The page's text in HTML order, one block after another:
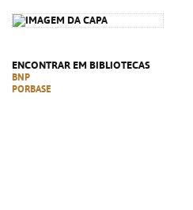
ENCONTRAR EM BIBLIOTECAS
BNP
PORBASE